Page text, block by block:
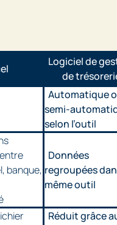
Logiciel de
de
Automatique
semi-
selon l’outil
banque,
Données
regroupées
même outil
Réduit grâce